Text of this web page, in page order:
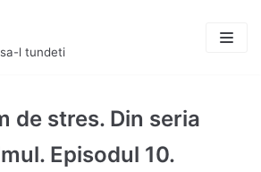
l tundeti
de stres. Din seria
Episodul 10.